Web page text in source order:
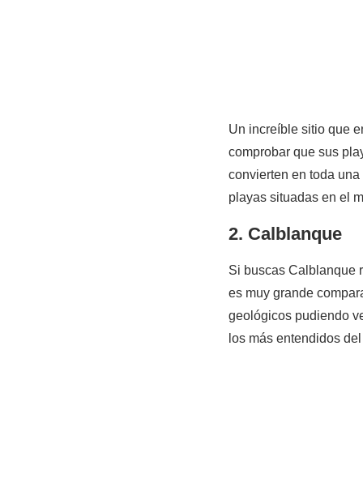
Un increíble sitio que
comprobar que sus
convierten en toda
playas situadas en el
2. Calblanque
Si buscas Calblanque
es muy grande
geológicos pudiendo
los más entendidos